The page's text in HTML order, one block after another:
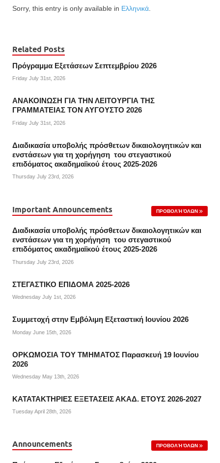
Sorry, this entry is only available in Ελληνικά
Related Posts
Πρόγραμμα Εξετάσεων Σεπτεμβρίου 2026
Friday July 31st, 2026
ΑΝΑΚΟΙΝΩΣΗ ΓΙΑ ΤΗΝ ΛΕΙΤΟΥΡΓΙΑ ΤΗΣ
ΓΡΑΜΜΑΤΕΙΑΣ ΤΟΝ ΑΥΓΟΥΣΤΟ 2026
Friday July 31st, 2026
Διαδικασία υποβολής πρόσθετων δικαιολογητικών και
ενστάσεων για τη χορήγηση του στεγαστικού
επιδόματος ακαδημαϊκού έτους 2025-2026
Thursday July 23rd, 2026
Important Announcements ΠΡΟΒΟΛΉ ΌΛΩΝ
Διαδικασία υποβολής πρόσθετων δικαιολογητικών και
ενστάσεων για τη χορήγηση του στεγαστικού
επιδόματος ακαδημαϊκού έτους 2025-2026
Thursday July 23rd, 2026
ΣΤΕΓΑΣΤΙΚΟ ΕΠΙΔΟΜΑ 2025-2026
Wednesday July 1st, 2026
Συμμετοχή στην Εμβόλιμη Εξεταστική Ιουνίου 2026
Monday June 15th, 2026
ΟΡΚΩΜΟΣΙΑ ΤΟΥ ΤΜΗΜΑΤΟΣ Παρασκευή 19 Ιουνίου
2026
Wednesday May 13th, 2026
ΚΑΤΑΤΑΚΤΗΡΙΕΣ ΕΞΕΤΑΣΕΙΣ ΑΚΑΔ. ΕΤΟΥΣ 2026-2027
Tuesday April 28th, 2026
Announcements ΠΡΟΒΟΛΉ ΌΛΩΝ